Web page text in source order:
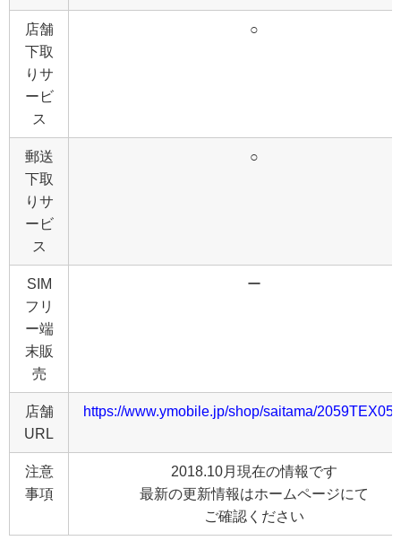
店舗
下取
りサ
ービ
ス
○
郵送
下取
りサ
ービ
ス
○
SIM
フリ
ー端
末販
売
ー
店舗
URL
https://www.ymobile.jp/shop/saitama/
注意
事項
2018.10月現在の情報です
最新の更新情報はホームページにて
ご確認ください